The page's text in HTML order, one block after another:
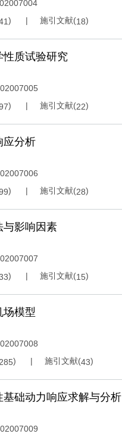
) 施引文献(18)
质试验研究
) 施引文献(22)
应分析
) 施引文献(28)
与影响因素
) 施引文献(15)
模型
285) 施引文献(43)
础动力响应求解与分析